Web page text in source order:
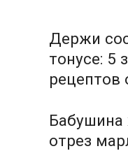
Держи
тонусе: 5
рецептов
Бабушина
отрез